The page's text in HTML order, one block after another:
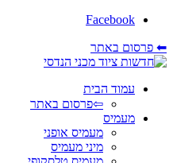
Facebook
⬅ פרסום באתר
עמוד הבית
⇦פרסום באתר
מעמיס
מעמיס אופני
מיני מעמיס